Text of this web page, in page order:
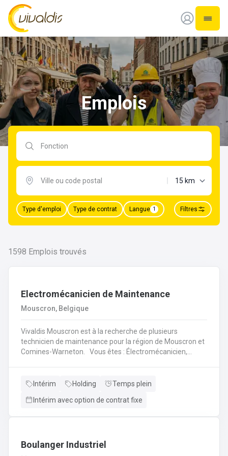
Vivaldis Interim
Ouvrir
Emplois
Rechercher par fonction
distance
Type d'emploi Type de contrat Langue 1 Filtres
1598 Emplois trouvés
Electromécanicien de Maintenance
Mouscron, Belgique
Vivaldis Mouscron est à la recherche de plusieurs
technicien de maintenance pour la région de Mouscron et
Comines-Warneton. Vous êtes : Électromécanicien,
dynamique et avec un package d'avantages à la clé, nous
des kilomètres, nous vous offrons la possibilité de
profil ci-dessous :
Intérim Holding
Temps plein
Intérim avec option de contrat fixe
Boulanger Industriel